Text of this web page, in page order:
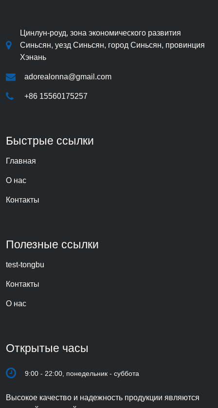
Цинлун-роуд, зона экономического развития
Синьсян, уезд Синьсян, город Синьсян, провинция
Хэнань
adorealonna@gmail.com
+86 15560175257
Быстрые ссылки
Главная
О нас
Контакты
Полезные ссылки
test-tongbu
Контакты
О нас
Открытые часы
9:00 - 22:00, понедельник - суббота
Высокое качество и надежность продукции являются